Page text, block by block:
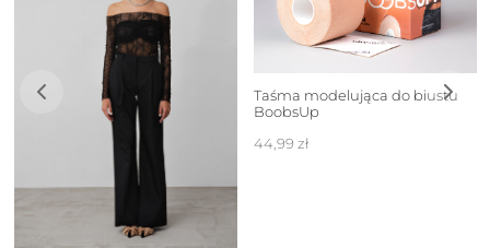
Taśma modelująca do biustu
BoobsUp
44,99 zł